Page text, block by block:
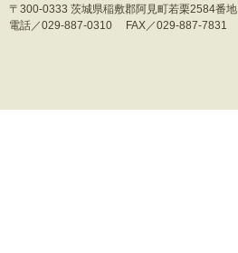
〒300-0333 茨城県稲敷郡阿見町若栗2584番地
電話／029-887-0310 FAX／029-887-7831